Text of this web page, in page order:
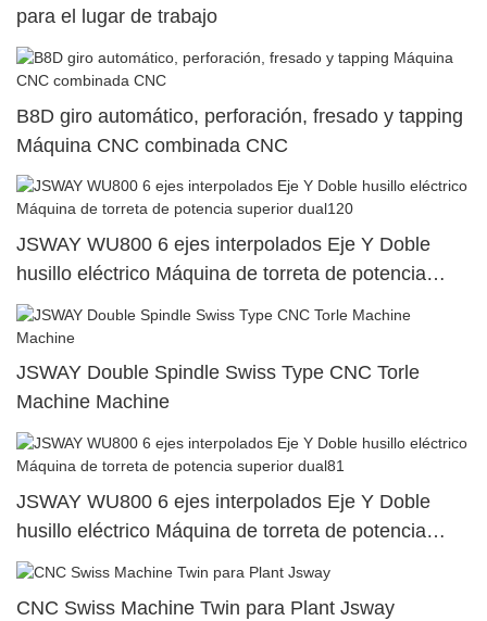
para el lugar de trabajo
B8D giro automático, perforación, fresado y tapping
Máquina CNC combinada CNC
JSWAY WU800 6 ejes interpolados Eje Y Doble
husillo eléctrico Máquina de torreta de potencia
superior dual120
JSWAY Double Spindle Swiss Type CNC Torle
Machine Machine
JSWAY WU800 6 ejes interpolados Eje Y Doble
husillo eléctrico Máquina de torreta de potencia
superior dual81
CNC Swiss Machine Twin para Plant Jsway